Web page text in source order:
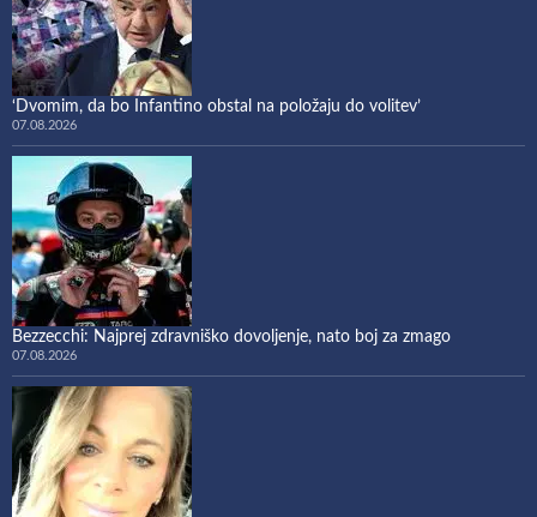
‘Dvomim, da bo Infantino obstal na položaju do volitev’
07.08.2026
Bezzecchi: Najprej zdravniško dovoljenje, nato boj za zmago
07.08.2026